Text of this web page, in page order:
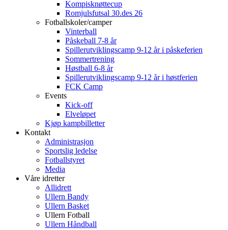
Kompisknøttecup
Romjulsfutsal 30.des 26
Fotballskoler/camper
Vinterball
Påskeball 7-8 år
Spillerutviklingscamp 9-12 år i påskeferien
Sommertrening
Høstball 6-8 år
Spillerutviklingscamp 9-12 år i høstferien
FCK Camp
Events
Kick-off
Elveløpet
Kjøp kampbilletter
Kontakt
Administrasjon
Sportslig ledelse
Fotballstyret
Media
Våre idretter
Allidrett
Ullern Bandy
Ullern Basket
Ullern Fotball
Ullern Håndball